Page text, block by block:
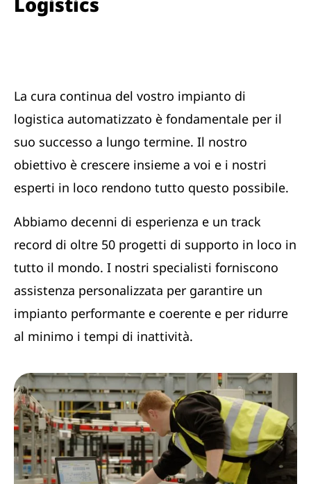
La cura continua del vostro impianto di
logistica automatizzato è fondamentale per il
suo successo a lungo termine. Il nostro
obiettivo è crescere insieme a voi e i nostri
esperti in loco rendono tutto questo possibile.
Abbiamo decenni di esperienza e un track
record di oltre 50 progetti di supporto in loco in
tutto il mondo. I nostri specialisti forniscono
assistenza personalizzata per garantire un
impianto performante e coerente e per ridurre
al minimo i tempi di inattività.